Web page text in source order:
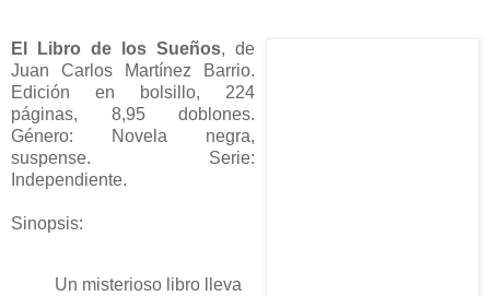
El Libro de los Sueños, de
Juan Carlos Martínez Barrio.
Edición en bolsillo, 224
páginas, 8,95 doblones.
Género: Novela negra,
suspense. Serie:
Independiente.
Sinopsis:
Un misterioso libro lleva